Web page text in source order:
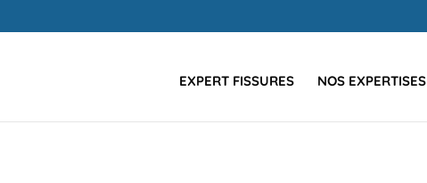
EXPERT FISSURES NOS EXPERTISES